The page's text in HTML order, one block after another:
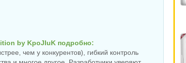
by KpoJIuK подробно:
чем у конкурентов), гибкий контроль